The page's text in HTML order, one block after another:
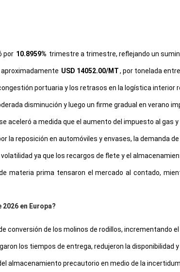
por 10.8959% trimestre a trimestre, reflejando un
aproximadamente USD 14052.00/MT, por tonelada
portuaria y los retrasos en la logística interior
disminución y luego un firme gradual en verano
aceleró a medida que el aumento del impuesto al gas
la reposición en automóviles y envases, la demanda
ya que los recargos de flete y el
materia prima tensaron el mercado al contado,
en Europa?
conversión de los molinos de rodillos, incrementando
los tiempos de entrega, redujeron la disponibilidad
almacenamiento precautorio en medio de la